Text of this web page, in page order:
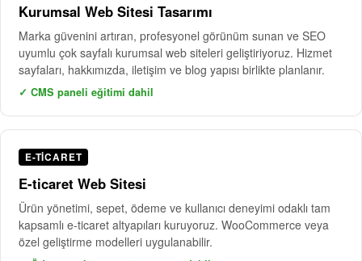
Kurumsal Web Sitesi Tasarımı
Marka güvenini artıran, profesyonel görünüm sunan ve SEO
uyumlu çok sayfalı kurumsal web siteleri geliştiriyoruz. Hizmet
sayfaları, hakkımızda, iletişim ve blog yapısı birlikte planlanır.
✓ CMS paneli eğitimi dahil
E-TICARET
E-ticaret Web Sitesi
Ürün yönetimi, sepet, ödeme ve kullanıcı deneyimi odaklı tam
kapsamlı e-ticaret altyapıları kuruyoruz. WooCommerce veya
özel geliştirme modelleri uygulanabilir.